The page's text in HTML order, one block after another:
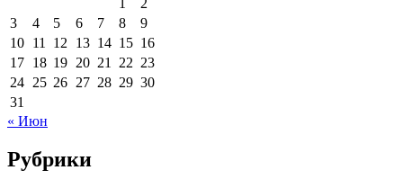
3
4 5 6 7 8
9
10 11 12 13 14 15 16
17 18 19 20 21 22 23
24 25 26 27 28 29 30
31
« Июн
Рубрики